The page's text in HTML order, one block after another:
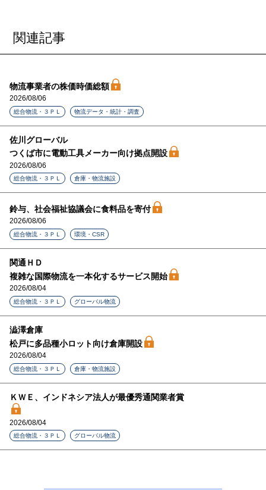
関連記事
物流事業者の株価時価総額
2026/08/06
総合物流・３ＰＬ 物流データ・統計・調査
佐川グローバル
つくば市に電動工具メーカー向け拠点開設
2026/08/06
総合物流・３ＰＬ 倉庫・物流施設
鈴与、社会福祉協議会に食料品を寄付
2026/08/06
総合物流・３ＰＬ 環境・CSR
関通ＨＤ
複雑な国際物流を一本化するサービス開始
2026/08/04
総合物流・３ＰＬ グローバル物流
澁澤倉庫
松戸に多品種小ロット向け倉庫開設
2026/08/04
総合物流・３ＰＬ 倉庫・物流施設
ＫＷＥ、インドネシア法人が最優秀通関業者賞
2026/08/04
総合物流・３ＰＬ グローバル物流